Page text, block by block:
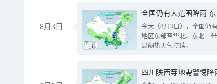
8月3日
全国仍有大范围降雨
今天（8月3日），全国仍
地区东部至华北、东北一
温闷热天气持续。